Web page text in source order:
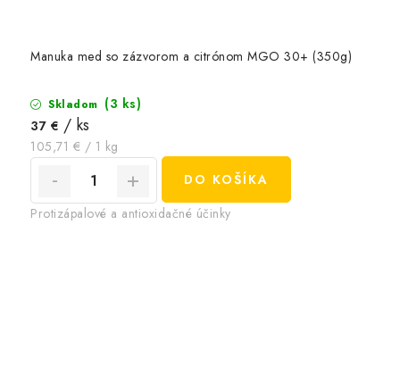
Manuka med so zázvorom a citrónom MGO 30+ (350g)
Skladom (3 ks)
37 € / ks
Jednotková
cena:
105,71 € / 1 kg
DO KOŠÍKA
Protizápalové a antioxidačné účinky